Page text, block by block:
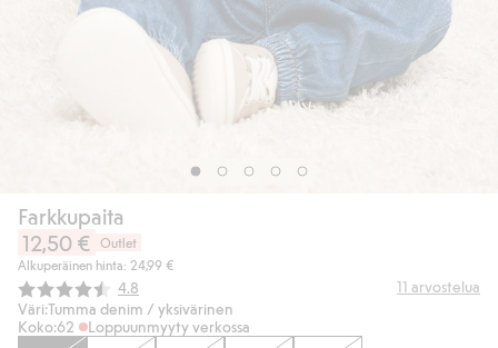
Farkkupaita
12,50 €
Outlet
Alkuperäinen hinta: 24,99 €
Keskimääräinen luokitus:
4.8 11 arvostelua
Väri:Tumma denim / yksivärinen
Koko:62 Loppuunmyyty verkossa